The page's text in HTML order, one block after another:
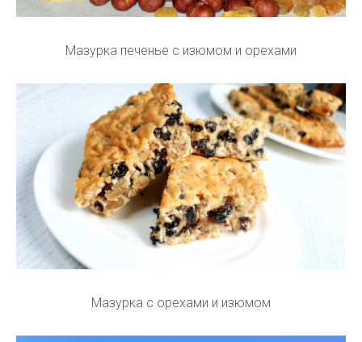
Мазурка печенье с изюмом и орехами
Мазурка с орехами и изюмом